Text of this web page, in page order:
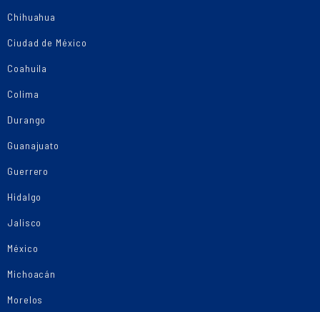
Chihuahua
Ciudad de México
Coahuila
Colima
Durango
Guanajuato
Guerrero
Hidalgo
Jalisco
México
Michoacán
Morelos